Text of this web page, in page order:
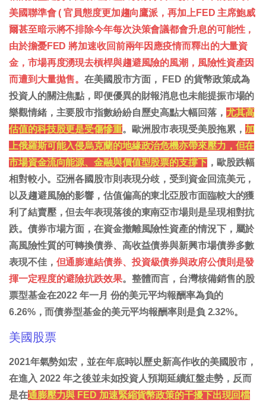
美國聯準會 ( 官員態度更加趨向鷹派，再加上FED 主席鮑威
爾甚至暗示將不排除今年每次決策會議都會升息的可能性，
由於擔憂FED 將加速收回前兩年因應疫情而釋出的大量資
金，市場再度湧現去槓桿與趨避風險的風潮，風險性資產因
而遭到大量拋售。在美國股市方面， FED 的貨幣政策成為
投資人的關注焦點，即便優異的財報消息也未能提振市場的
樂觀情緒，主要股市指數紛紛自歷史高點大幅回落， 尤其高
估值的科技股更是受傷慘重。歐洲股市表現受美股拖累， 加
上俄羅斯可能入侵烏克蘭的地緣政治危機亦帶來壓力，但在
市場資金流向能源、金融與價值型股票的支撐下，歐股跌幅
相對較小。亞洲各國股市則表現分歧，受到資金回流美元，
以及趨避風險的影響，估值偏高的東北亞股市面臨較大的獲
利了結賣壓，但去年表現落後的東南亞市場則是呈現相對抗
跌。債券市場方面，在資金撤離風險性資產的情況下，屬於
高風險性質的可轉換債券、高收益債券與新興市場債券多數
表現不佳， 但通膨連結債券、投資級債券與政府公債則是發
揮一定程度的避險抗跌效果。整體而言，台灣核備銷售的股
票型基金在2022 年一月 份的美元平均報酬率為負的
6.26%，而債券型基金的美元平均報酬率則是負 2.32%。
美國股票
2021年氣勢如宏，並在年底時以歷史新高作收的美國股市，
在進入 2022 年之後並未如投資人預期延續紅盤走勢，反而
是在通膨壓力與 FED 加速緊縮貨幣政策的干擾下出現回檔